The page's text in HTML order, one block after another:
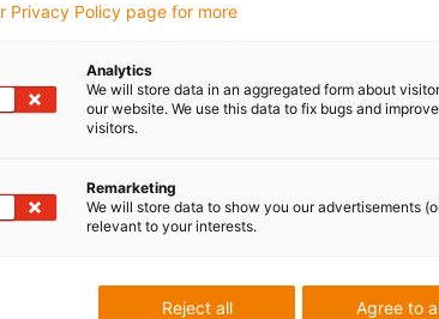
Privacy Policy page for more
Analytics
We will store data in an aggregated form about
our website. We use this data to fix bugs and
visitors.
Remarketing
We will store data to show you our advertisements
relevant to your interests.
Agree to
Reject all